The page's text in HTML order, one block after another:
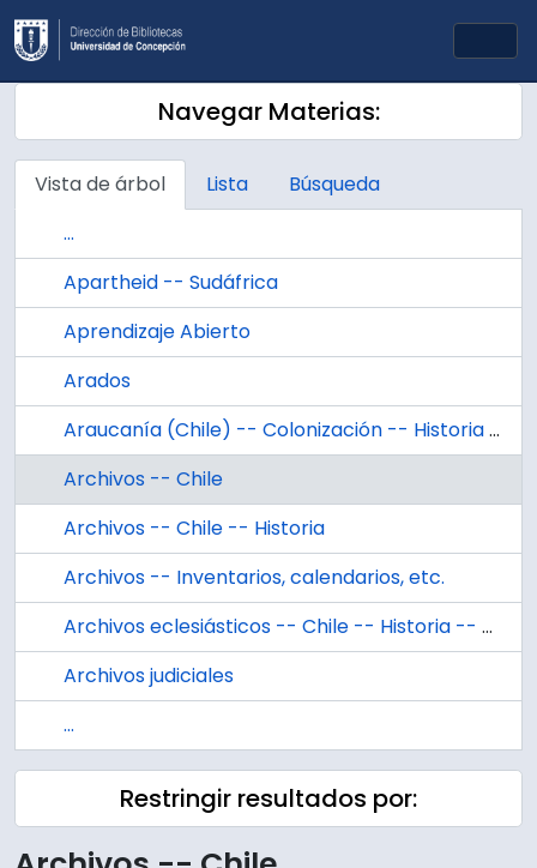
Skip to main content
Navegar Materias:
Vista de árbol Lista
Búsqueda
...
Apartheid -- Sudáfrica
Aprendizaje Abierto
Arados
Araucanía (Chile) -- Colonización -- Historia --Siglo 19
Archivos -- Chile
Archivos -- Chile -- Historia
Archivos -- Inventarios, calendarios, etc.
Archivos eclesiásticos -- Chile -- Historia -- Siglos 16-20
Archivos judiciales
...
Restringir resultados por: